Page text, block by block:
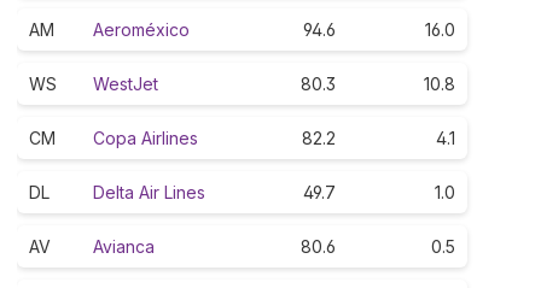
AM Aeroméxico 94.6 16.0
WS WestJet 80.3 10.8
CM Copa Airlines 82.2 4.1
DL Delta Air Lines 49.7 1.0
AV Avianca 80.6 0.5